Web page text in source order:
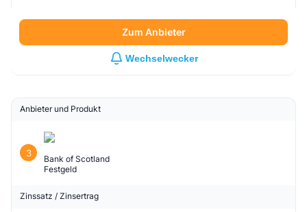
Zum Anbieter
Wechselwecker
Anbieter und Produkt
3
Bank of Scotland
Festgeld
Zinssatz / Zinsertrag